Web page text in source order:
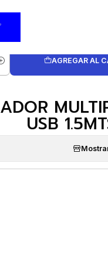
2 USB 1.5MTS BLANCO
AGREGAR AL
USB